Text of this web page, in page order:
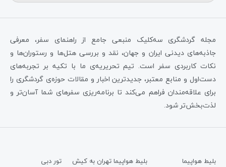
مجله گردشگری سه‌کلیک منبعی جامع از راهنمای سفر، معرفی
جاذبه‌های دیدنی ایران و جهان، نقد و بررسی هتل‌ها و رستوران‌ها و
نکات کاربردی سفر است. تیم تحریریه‌ی ما با تکیه بر تجربه‌های
دست‌اول و منابع معتبر، جدیدترین اخبار و مقالات حوزه‌ی گردشگری را
برای علاقه‌مندان فراهم می‌کند تا برنامه‌ریزی سفرهای شما آسان‌تر و
لذت‌بخش‌تر شود.
بلیط هواپیما
بلیط هواپیما تهران به کیش
تور دبی